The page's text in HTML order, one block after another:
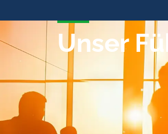
Unser